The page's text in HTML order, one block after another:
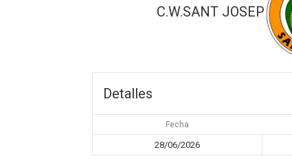
C.W.SANT JOSEP
Detalles
Fecha
28/06/2026